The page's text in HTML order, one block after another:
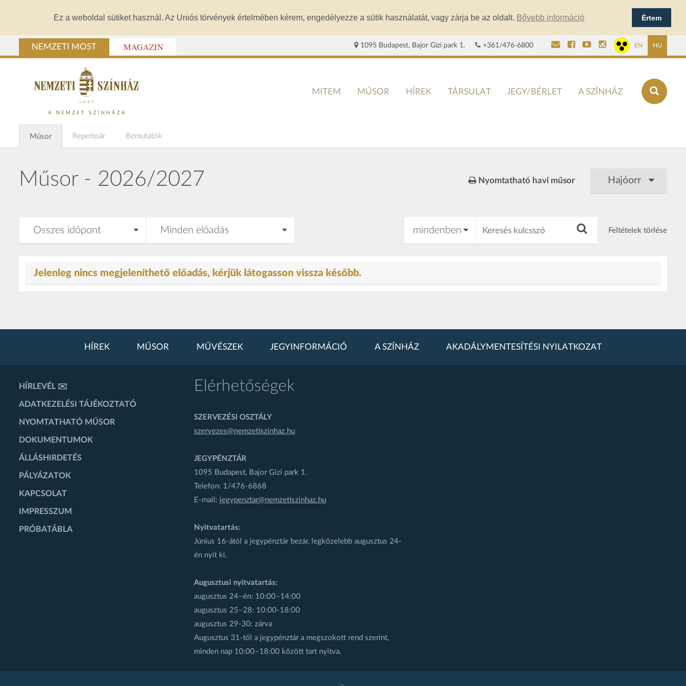
Ez a weboldal sütiket használ. Az Uniós törvények értelmében kérem, engedélyezze a sütik használatát, vagy zárja be az oldalt. Bővebb információ Értem
NEMZETI MOST MAGAZIN 1095 Budapest, Bajor Gizi park 1. +361/476-6800 EN HU
MITEM MŰSOR HÍREK TÁRSULAT JEGY/BÉRLET A SZÍNHÁZ
Műsor Repertoár Bemutatók
Műsor - 2026/2027 Nyomtatható havi műsor Hajóorr
Feltételek törlése
Jelenleg nincs megjeleníthető előadás, kérjük látogasson vissza később.
HÍREK MŰSOR MŰVÉSZEK JEGYINFORMÁCIÓ A SZÍNHÁZ AKADÁLYMENTESÍTÉSI NYILATKOZAT
HÍRLEVÉL ✉️
ADATKEZELÉSI TÁJÉKOZTATÓ
NYOMTATHATÓ MŰSOR
DOKUMENTUMOK
ÁLLÁSHIRDETÉS
PÁLYÁZATOK
KAPCSOLAT
IMPRESSZUM
PRÓBATÁBLA
Elérhetőségek
SZERVEZÉSI OSZTÁLY
szervezes@nemzetiszinhaz.hu
JEGYPÉNZTÁR
1095 Budapest, Bajor Gizi park 1.
Telefon: 1/476-6868
E-mail: jegypenztar@nemzetiszinhaz.hu
Nyitvatartás:
Június 16-ától a jegypénztár bezár, legközelebb augusztus 24-
én nyit ki.
Augusztusi nyitvatartás:
augusztus 24–én: 10:00–14:00
augusztus 25–28: 10:00-18:00
augusztus 29-30: zárva
Augusztus 31-től a jegypénztár a megszokott rend szerint,
minden nap 10:00–18:00 között tart nyitva.